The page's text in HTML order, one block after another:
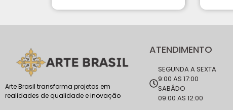
Arte Brasil transforma projetos em
realidades de qualidade e inovação
ATENDIMENTO
SEGUNDA A SEXTA
9:00 AS 17:00
SABÁDO
09:00 AS 12:00